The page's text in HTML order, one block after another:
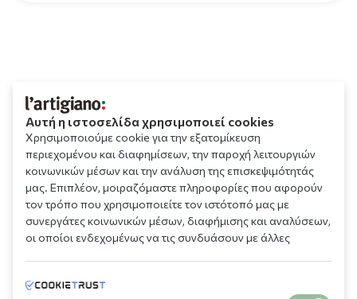
Αυτή η ιστοσελίδα χρησιμοποιεί cookies
Χρησιμοποιούμε cookie για την εξατομίκευση
περιεχομένου και διαφημίσεων, την παροχή λειτουργιών
κοινωνικών μέσων και την ανάλυση της επισκεψιμότητάς
μας. Επιπλέον, μοιραζόμαστε πληροφορίες που αφορούν
τον τρόπο που χρησιμοποιείτε τον ιστότοπό μας με
συνεργάτες κοινωνικών μέσων, διαφήμισης και αναλύσεων,
οι οποίοι ενδεχομένως να τις συνδυάσουν με άλλες
υπηρεσιών τους.